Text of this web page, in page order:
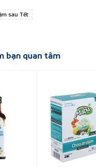
sau Tết
bạn quan tâm